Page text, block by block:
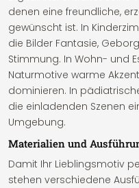
denen eine freundliche,
gewünscht ist. In
die Bilder Fantasie,
Stimmung. In Wohn- und
Naturmotive warme
dominieren. In
die einladenden Szenen
Umgebung.
Materialien und
Damit Ihr Lieblingsmotiv
stehen verschiedene